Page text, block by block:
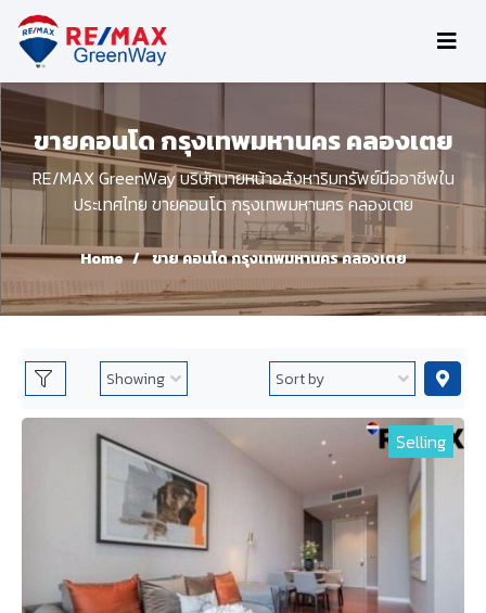
ขายคอนโด กรุงเทพมหานคร คลองเตย
RE/MAX GreenWay บริษัทนายหน้าอสังหาริมทรัพย์มืออาชีพใน
ประเทศไทย ขายคอนโด กรุงเทพมหานคร คลองเตย
Home ขาย คอนโด กรุงเทพมหานคร คลองเตย
Selling